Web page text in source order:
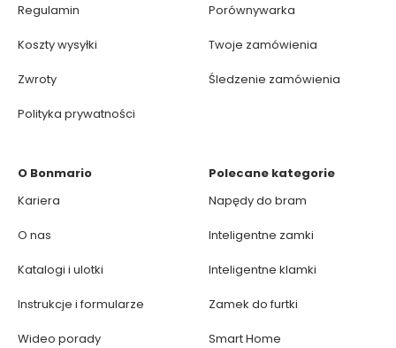
Regulamin
Koszty wysyłki
Zwroty
Polityka prywatności
Porównywarka
Twoje zamówienia
Śledzenie zamówienia
O Bonmario
Kariera
O nas
Katalogi i ulotki
Instrukcje i formularze
Wideo porady
Polecane kategorie
Napędy do bram
Inteligentne zamki
Inteligentne klamki
Zamek do furtki
Smart Home